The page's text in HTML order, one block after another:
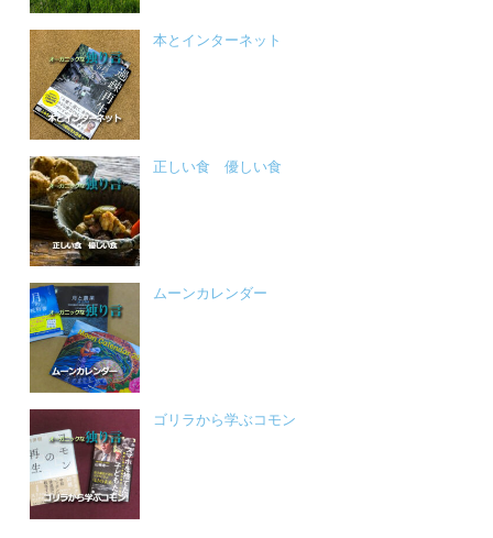
本とインターネット
正しい食 優しい食
ムーンカレンダー
ゴリラから学ぶコモン